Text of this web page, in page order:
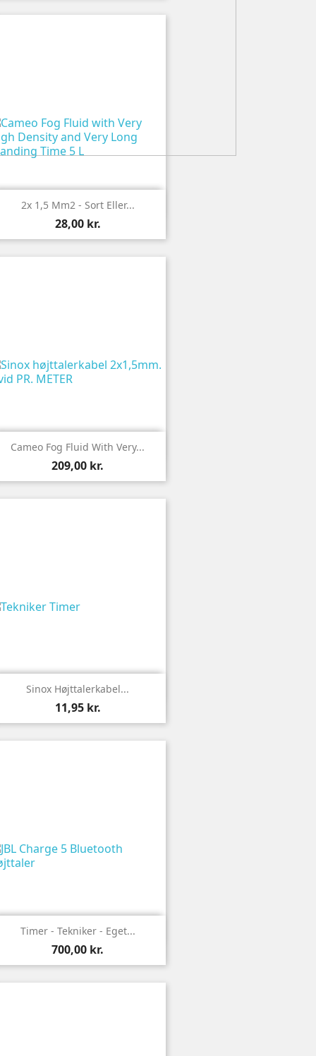
 Vis
2x 1,5 Mm2 - Sort Eller...
28,00 kr.
 Vis
Cameo Fog Fluid With Very...
209,00 kr.
 Vis
Sinox Højttalerkabel...
11,95 kr.
 Vis
Timer - Tekniker - Eget...
700,00 kr.